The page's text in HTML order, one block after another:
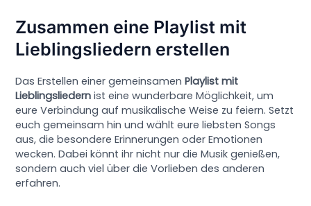
Zusammen eine Playlist mit
Lieblingsliedern erstellen
Das Erstellen einer gemeinsamenPlaylist mit
Lieblingsliedern ist eine wunderbare Möglichkeit, um
eure Verbindung auf musikalische Weise zu feiern. Setzt
euch gemeinsam hin und wählt eure liebsten Songs
aus, die besondere Erinnerungen oder Emotionen
wecken. Dabei könnt ihr nicht nur die Musik genießen,
sondern auch viel über die Vorlieben des anderen
erfahren.